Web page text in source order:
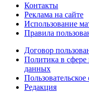
Контакты
Реклама на сайте
Использование
Правила
Договор
Политика в
данных
Редакция